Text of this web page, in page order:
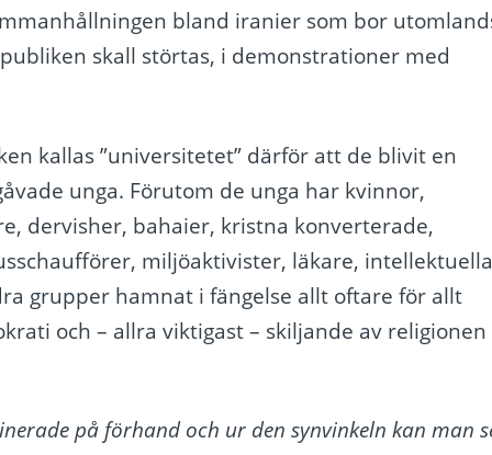
bland iranier som bor
skall störtas, i demonstrationer med
kallas ”universitetet” därför att de blivit en
unga. Förutom de unga har kvinnor,
dervisher, bahaier, kristna konverterade,
miljöaktivister, läkare,
grupper hamnat i fängelse allt oftare för allt
och – allra viktigast – skiljande av religionen
på förhand och ur den synvinkeln kan man